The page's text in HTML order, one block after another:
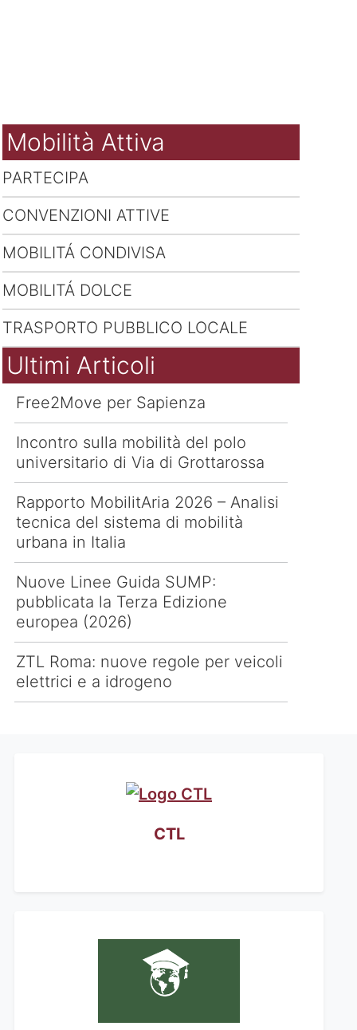
Mobilità Attiva
PARTECIPA
CONVENZIONI ATTIVE
MOBILITÁ CONDIVISA
MOBILITÁ DOLCE
TRASPORTO PUBBLICO LOCALE
Ultimi Articoli
Free2Move per Sapienza
Incontro sulla mobilità del polo
universitario di Via di Grottarossa
Rapporto MobilitAria 2026 – Analisi
tecnica del sistema di mobilità
urbana in Italia
Nuove Linee Guida SUMP:
pubblicata la Terza Edizione
europea (2026)
ZTL Roma: nuove regole per veicoli
elettrici e a idrogeno
CTL